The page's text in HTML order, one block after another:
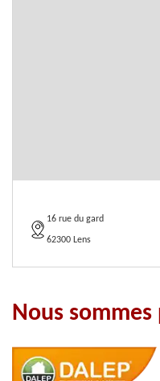
16 rue du gard
62300 Lens
Nous